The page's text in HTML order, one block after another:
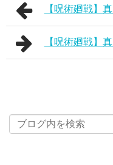
【呪術廻戦】
【呪術廻戦】